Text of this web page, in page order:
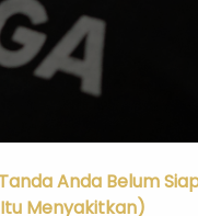
Anda Belum
Menyakitkan)